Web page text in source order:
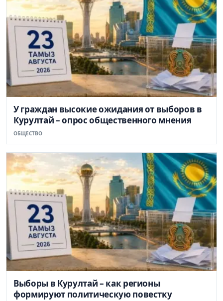
У граждан высокие ожидания от выборов в
Курултай – опрос общественного мнения
ОБЩЕСТВО
Выборы в Курултай – как регионы
формируют политическую повестку